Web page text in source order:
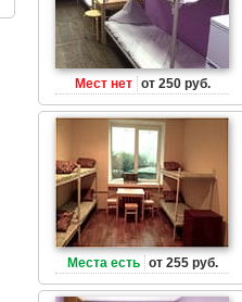
Мест нет от 250 руб.
Места есть от 255 руб.